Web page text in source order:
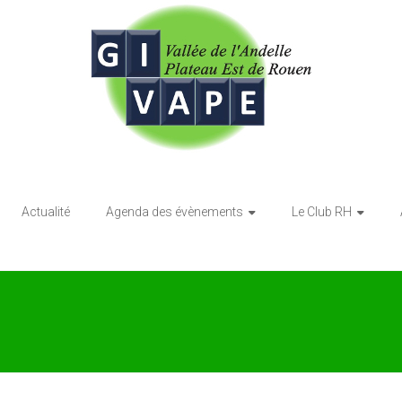
Actualité Agenda des évènements Le Club RH